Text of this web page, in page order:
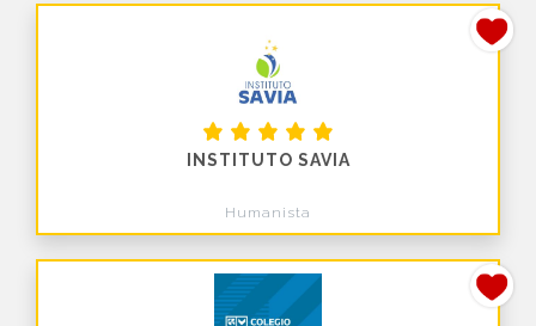
INSTITUTO SAVIA
Humanista